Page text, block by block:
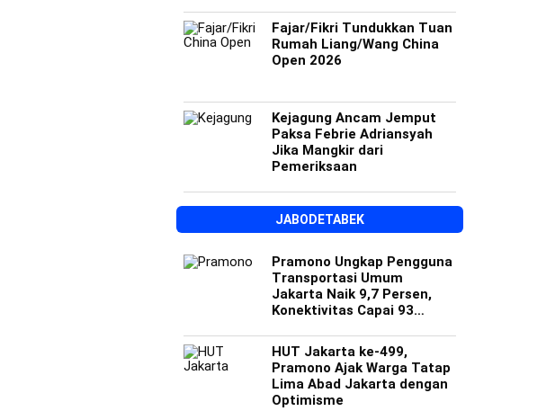
Fajar/Fikri Tundukkan Tuan
Rumah Liang/Wang China
Open 2026
Kejagung Ancam Jemput
Paksa Febrie Adriansyah
Jika Mangkir dari
Pemeriksaan
JABODETABEK
Pramono Ungkap Pengguna
Transportasi Umum
Jakarta Naik 9,7 Persen,
Konektivitas Capai 93
HUT Jakarta ke-499,
Pramono Ajak Warga Tatap
Lima Abad Jakarta dengan
Optimisme